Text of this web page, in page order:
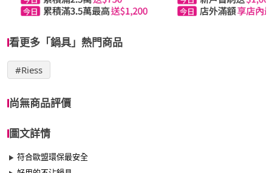
看更多「鍋具」熱門商品
#Riess
尚無商品評價
圖文詳情
符合歐盟環保最安全